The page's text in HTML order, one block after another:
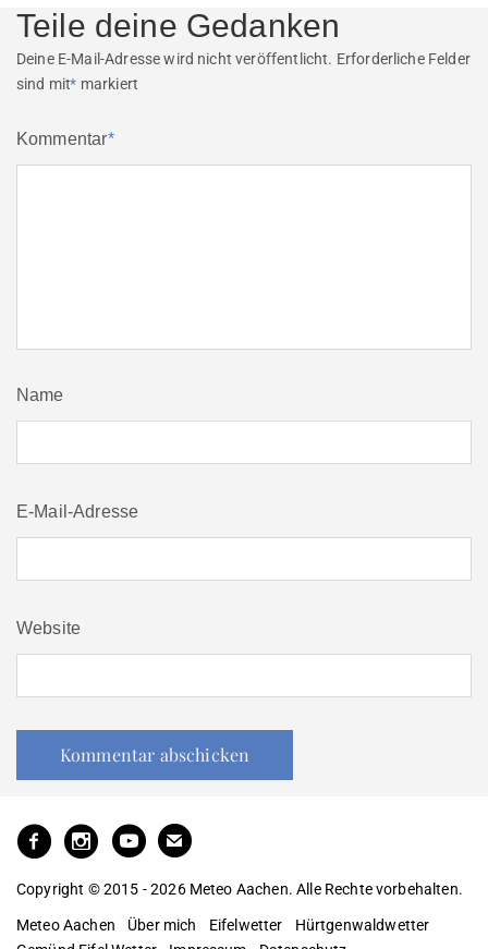
Teile deine Gedanken
Deine E-Mail-Adresse wird nicht veröffentlicht. Erforderliche Felder
sind mit* markiert
Kommentar*
Name
E-Mail-Adresse
Website
Copyright © 2015 - 2026 Meteo Aachen. Alle Rechte vorbehalten.
Meteo Aachen Über mich Eifelwetter
Hürtgenwaldwetter